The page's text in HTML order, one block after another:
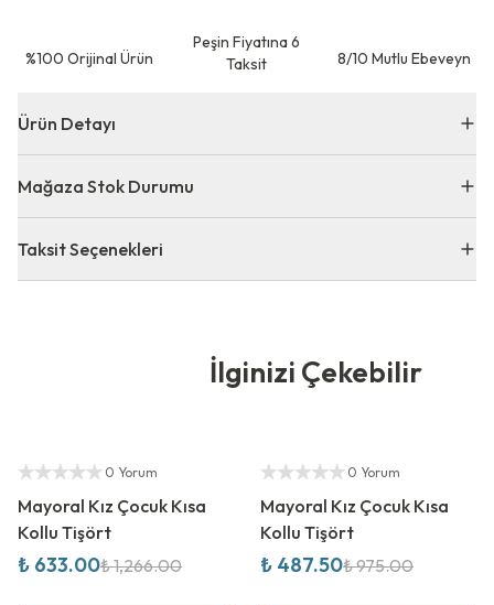
⁠%100 Orijinal Ürün
Peşin Fiyatına 6
Taksit
8/10 Mutlu Ebeveyn
Ürün Detayı
Mağaza Stok Durumu
Taksit Seçenekleri
İlginizi Çekebilir
Yetkili Satıcı
0 Yorum
Mayoral Kız Çocuk Kısa
Kollu Tişört
₺ 633.00₺ 1,266.00
Yetkili Satıcı
0 Yorum
Mayoral Kız Çocuk Kısa
Kollu Tişört
₺ 487.50₺ 975.00